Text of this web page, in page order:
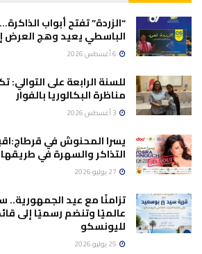
“الزردة” تفتح أبواب
الباسطي يعيد وهج
للسنة الرابعة على التوالي:
مناظرة البكالوريا بالفوار
يسرا المحنوش في
التذاكر والسهرة في
تزامنًا مع عيد
عالميًا وتنضم رسميًا إلى
لليونسكو